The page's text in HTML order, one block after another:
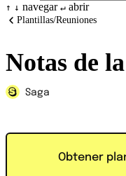
↑ ↓ navegar ↵ abrir
Plantillas/Reuniones
Notas de
Saga
Obtener